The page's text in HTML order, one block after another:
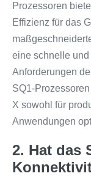
Prozessoren
Effizienz für das
eine schnelle
Anforderungen
SQ1-
X sowohl für
Anwendungen
2. Hat das